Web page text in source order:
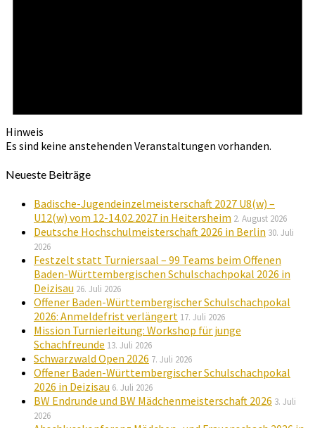
Hinweis
Es sind keine anstehenden Veranstaltungen vorhanden.
Neueste Beiträge
Badische-Jugendeinzelmeisterschaft 2027 U8(w) –
U12(w) vom 12-14.02.2027 in Heitersheim 2. August 2026
Deutsche Hochschulmeisterschaft 2026 in Berlin 30. Juli
2026
Festzelt statt Turniersaal – 99 Teams beim Offenen
Baden-Württembergischen Schulschachpokal 2026 in
Deizisau 26. Juli 2026
Offener Baden-Württembergischer Schulschachpokal
2026: Anmeldefrist verlängert 17. Juli 2026
Mission Turnierleitung: Workshop für junge
Schachfreunde 13. Juli 2026
Schwarzwald Open 2026 7. Juli 2026
Offener Baden-Württembergischer Schulschachpokal
2026 in Deizisau 6. Juli 2026
BW Endrunde und BW Mädchenmeisterschaft 2026 3. Juli
2026